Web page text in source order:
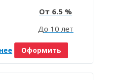
6.5
До 10 лет
Оформить